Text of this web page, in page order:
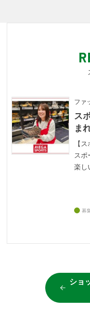
ファ
ス
ま
【
スポ
楽し
【
も
OK。
募
ショ